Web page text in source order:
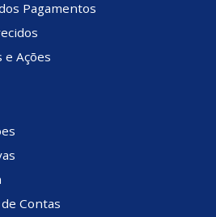
Pagamentos
Ações
Contas